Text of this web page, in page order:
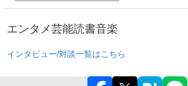
エンタメ芸能読書音楽
インタビュー/対談一覧はこちら